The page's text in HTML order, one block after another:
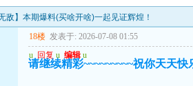
敌】本期爆料(买啥开啥)一起见证辉煌！
18楼 发表于: 2026-07-08 01:55
u 回复 u 编辑 u
请继续精彩~~~~~~~~~祝你天天快